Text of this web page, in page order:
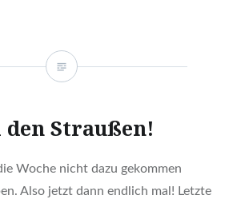
den Straußen!
Woche nicht dazu gekommen
Also jetzt dann endlich mal! Letzte